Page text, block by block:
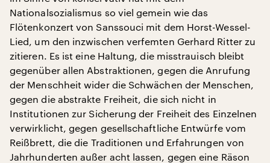
Nationalsozialismus so viel gemein wie das
Flötenkonzert von Sanssouci mit dem Horst-Wessel-
Lied, um den inzwischen verfemten Gerhard Ritter zu
zitieren. Es ist eine Haltung, die misstrauisch bleibt
gegenüber allen Abstraktionen, gegen die Anrufung
der Menschheit wider die Schwächen der Menschen,
gegen die abstrakte Freiheit, die sich nicht in
Institutionen zur Sicherung der Freiheit des Einzelnen
verwirklicht, gegen gesellschaftliche Entwürfe vom
Reißbrett, die die Traditionen und Erfahrungen von
Jahrhunderten außer acht lassen, gegen eine Räson